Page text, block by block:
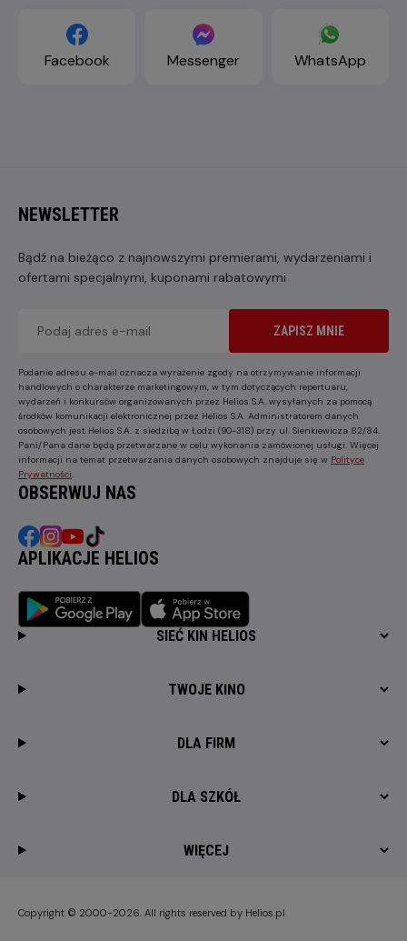
Facebook Messenger WhatsApp
NEWSLETTER
Bądź na bieżąco z najnowszymi premierami, wydarzeniami i
ofertami specjalnymi, kuponami rabatowymi
ZAPISZ MNIE
Podanie adresu e-mail oznacza wyrażenie zgody na otrzymywanie informacji
handlowych o charakterze marketingowym, w tym dotyczących repertuaru,
wydarzeń i konkursów organizowanych przez Helios S.A. wysyłanych za pomocą
środków komunikacji elektronicznej przez Helios S.A. Administratorem danych
osobowych jest Helios S.A. z siedzibą w Łodzi (90-318) przy ul. Sienkiewicza 82/84.
Pani/Pana dane będą przetwarzane w celu wykonania zamówionej usługi. Więcej
informacji na temat przetwarzania danych osobowych znajduje się w Polityce
Prywatności
OBSERWUJ NAS
APLIKACJE HELIOS
SIEĆ KIN HELIOS
TWOJE KINO
DLA FIRM
DLA SZKÓŁ
WIĘCEJ
Copyright © 2000-2026. All rights reserved by Helios.pl